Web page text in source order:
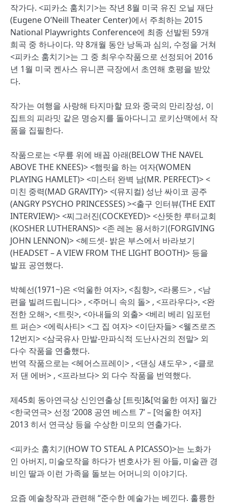
작가다. <피카소 훔치기>는 작년 8월 미국 유진 오닐 재단
(Eugene O’Neill Theater Center)에서 주최하는 2015
National Playwrights Conference에 최종 선발된 59개
희곡 중 하나이다. 약 8개월 동안 낭독과 심의, 수정을 거쳐
<피카소 훔치기>는 그 중 최우수작품으로 선정되어 2016
년 1월 미국 켄사스 유니콘 극장에서 초연해 호평을 받았
다.
작가는 여행을 사랑해 타지마할 묘와 중국의 만리장성, 이
집트의 피라밋 같은 명승지를 돌아다니고 로키산맥에서 작
품을 집필한다.
작품으로는 <무릎 위에 배꼽 아래(BELOW THE NAVEL
ABOVE THE KNEES)> <햄릿을 하는 여자(WOMEN
PLAYING HAMLET)> <미스터 완벽 남(MR. PERFECT)> <
미친 중력(MAD GRAVITY)> <(뮤지컬) 성난 싸이코 공주
(ANGRY PSYCHO PRINCESSES) ><출구 인터뷰(THE EXIT
INTERVIEW)> <찌그러진(COCKEYED)> <산뜻한 루터교회
(KOSHER LUTHERANS)> <존 레논 용서하기(FORGIVING
JOHN LENNON)> <헤드셋- 밝은 부스에서 바라보기
(HEADSET – A VIEW FROM THE LIGHT BOOTH)> 등을
발표 공연했다.
박혜선(1971~)은 <억울한 여자>, <침향>, <라롱드> , <남
편을 빌려드립니다> , <주머니 속의 돌> , <프라우다>, <완
전한 오해>, <트릿>, <아내들의 외출> <베리 베리 임포턴
트 퍼슨> <에릭사티> <그 집 여자> <이단자들> <웰즈로즈
12번지> <삼국유사 만발-만파식적 도난사건의 전말> 외
다수 작품을 연출했다.
번역 작품으로는 <헤어스프레이> , <댄싱 섀도우> , <클로
저 댄 에버> , <프라브다> 외 다수 작품을 번역했다.
제45회 동아연극상 신인연출상 [트릿]&[억울한 여자] 월간
<한국연극> 선정 ‘2008 공연 베스트 7’ – [억울한 여자]
2013 히서 연극상 등을 수상한 미모의 연출가다.
<피카소 훔치기(HOW TO STEAL A PICASSO)>는 노화가
인 아버지, 미술모작을 하다가 변호사가 된 아들, 미술관 경
비인 딸과 이런 가족을 돌보는 어머니의 이야기다.
요즘 예술창작과 관련해 “준수한 예술가는 베낀다. 훌륭한